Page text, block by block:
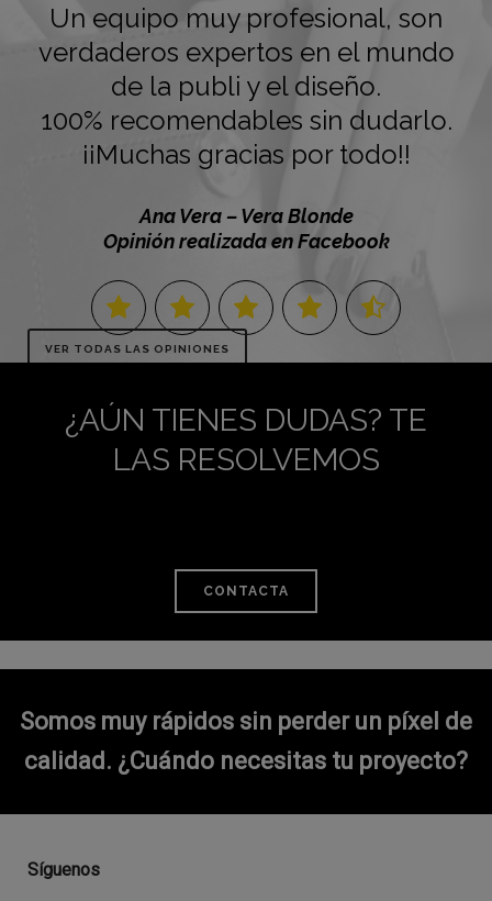
Un equipo muy profesional, son
verdaderos expertos en el mundo
de la publi y el diseño.
100% recomendables sin dudarlo.
¡¡Muchas gracias por todo!!
Ana Vera – Vera Blonde
Opinión realizada en Facebook
VER TODAS LAS OPINIONES
¿AÚN TIENES DUDAS? TE
LAS RESOLVEMOS
CONTACTA
Somos muy rápidos sin perder un píxel de
calidad. ¿Cuándo necesitas tu proyecto?
Síguenos